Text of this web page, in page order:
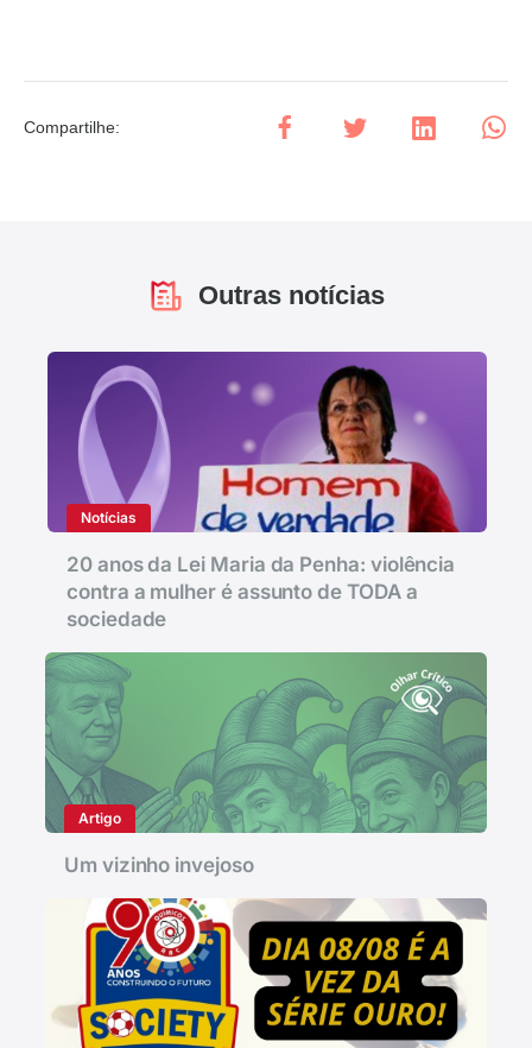
Compartilhe:
Outras notícias
Notícias
20 anos da Lei Maria da Penha: violência
contra a mulher é assunto de TODA a
sociedade
Artigo
Um vizinho invejoso